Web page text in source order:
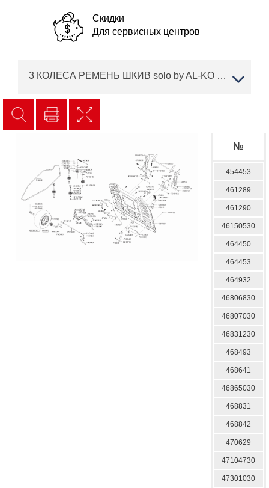
Скидки
Для сервисных центров
3 КОЛЕСА РЕМЕНЬ ШКИВ solo by AL-KO трактор T 23-125.6 HD V2 Артикул: 127363 с 11/2015 по 10/2016 года
№
454453
461289
461290
46150530
464450
464453
464932
46806830
46807030
46831230
468493
468641
46865030
468831
468842
470629
47104730
47301030